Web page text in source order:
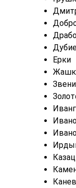
Ерки
Канев